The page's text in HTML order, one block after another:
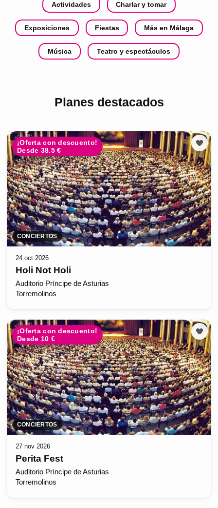
Actividades Charlar y tomar
Exposiciones Fiestas Más en Málaga
Música Teatro y espectáculos
Planes destacados
¡Oferta con descuento!
Desde 38.5 €
CONCIERTOS
24 oct 2026
Holi Not Holi
Auditorio Príncipe de Asturias
Torremolinos
¡Oferta con descuento!
Desde 10 €
CONCIERTOS
27 nov 2026
Perita Fest
Auditorio Príncipe de Asturias
Torremolinos